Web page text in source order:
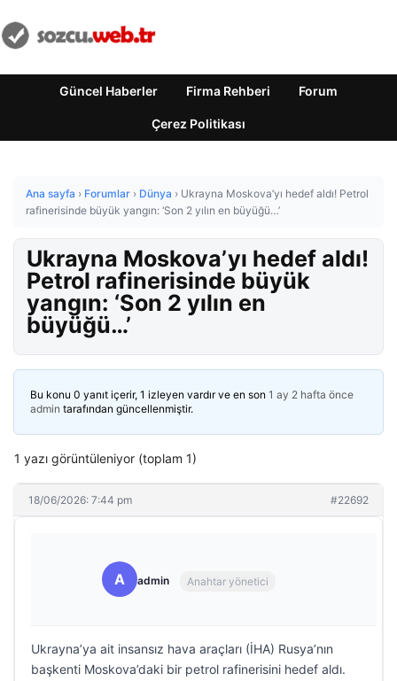
Güncel Haberler Firma Rehberi Forum
Çerez Politikası
Ana sayfa › Forumlar › Dünya › Ukrayna Moskova’yı hedef aldı! Petrol
rafinerisinde büyük yangın: ‘Son 2 yılın en büyüğü…’
Ukrayna Moskova’yı hedef aldı!
Petrol rafinerisinde büyük
yangın: ‘Son 2 yılın en
büyüğü…’
Bu konu 0 yanıt içerir, 1 izleyen vardır ve en son 1 ay 2 hafta önce
admin tarafından güncellenmiştir.
1 yazı görüntüleniyor (toplam 1)
18/06/2026: 7:44 pm #22692
A admin Anahtar yönetici
Ukrayna’ya ait insansız hava araçları (İHA) Rusya’nın
başkenti Moskova’daki bir petrol rafinerisini hedef aldı.